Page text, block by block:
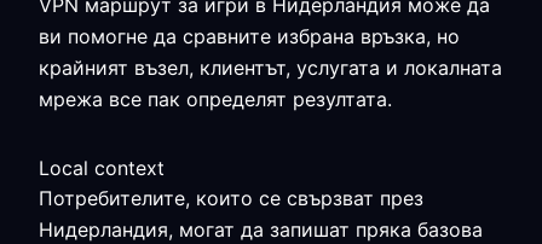
VPN маршрут за игри в Нидерландия може да
ви помогне да сравните избрана връзка, но
крайният възел, клиентът, услугата и локалната
мрежа все пак определят резултата.
Local context
Потребителите, които се свързват през
Нидерландия, могат да запишат пряка базова